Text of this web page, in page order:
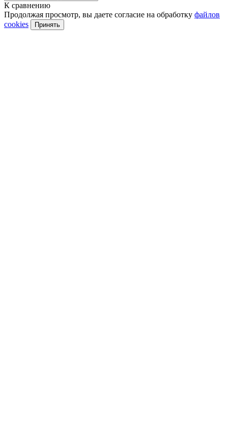
К сравнению
Продолжая просмотр, вы даете согласие на обработку файлов
cookies
Принять